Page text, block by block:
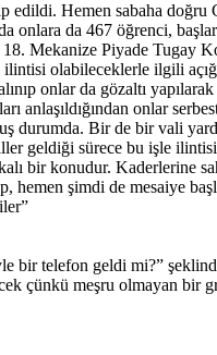
Hemen sabaha doğru
onlara da 467 öğrenci,
Mekanize Piyade Tugay
olabileceklerle ilgili
onlar da gözaltı
onlar serbest
Bir de bir vali
geldiği sürece bu işle
bir konudur. Kaderlerine
hemen şimdi de mesaiye
bir telefon geldi mi?”
çünkü meşru olmayan bir